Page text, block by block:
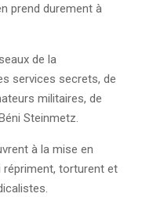
prend durement à
de la
services secrets, de
militaires, de
Steinmetz.
à la mise en
répriment, torturent et